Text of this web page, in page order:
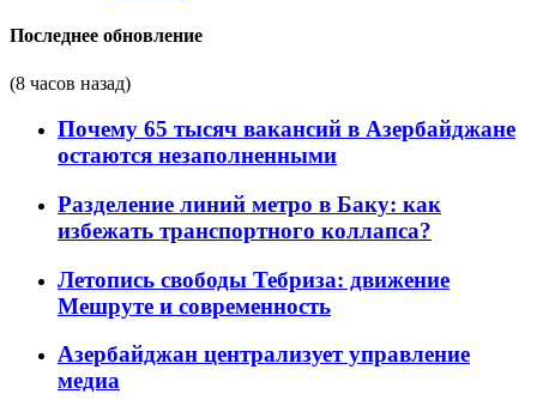
Последнее обновление
(8 часов назад)
Почему 65 тысяч вакансий в Азербайджане
остаются незаполненными
Разделение линий метро в Баку: как
избежать транспортного коллапса?
Летопись свободы Тебриза: движение
Мешруте и современность
Азербайджан централизует управление
медиа